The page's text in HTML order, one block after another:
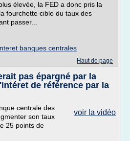
élevée, la FED a donc pris la
fourchette cible du taux des
passer...
banques centrales
Haut de page
pas épargné par la
de référence par la
voir la vidéo
centrale des
son taux
25 points de